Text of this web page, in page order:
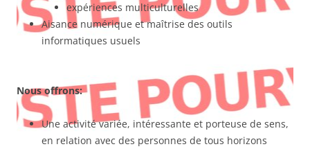
expériences multiculturelles
Aisance numérique et maîtrise des outils
informatiques usuels
Nous offrons:
Une activité variée, intéressante et porteuse de sens,
en relation avec des personnes de tous horizons